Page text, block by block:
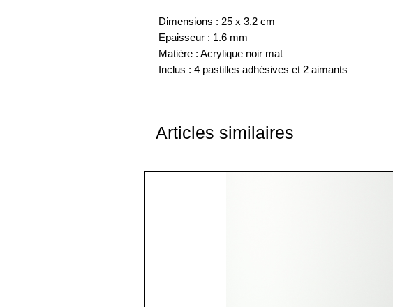
Dimensions : 25 x 3.2 cm
Epaisseur : 1.6 mm
Matière : Acrylique noir mat
Inclus : 4 pastilles adhésives et 2 aimants
Articles similaires